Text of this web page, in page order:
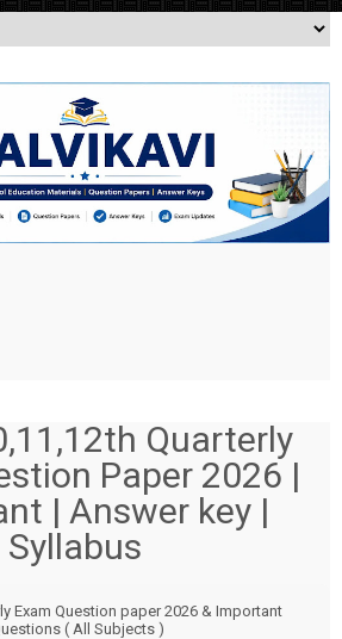
Quarterly
Paper 2026 |
| Answer key |
Syllabus
Exam Question paper 2026 & Important
( All Subjects )